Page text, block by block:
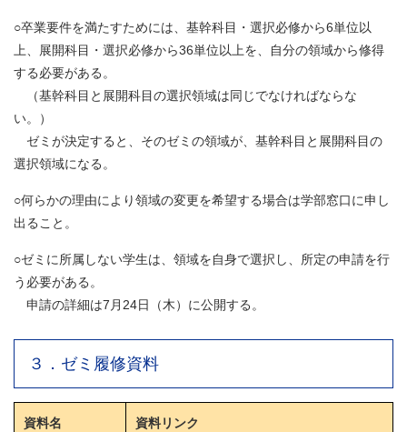
○卒業要件を満たすためには、基幹科目・選択必修から6単位以
上、展開科目・選択必修から36単位以上を、自分の領域から修得
する必要がある。
（基幹科目と展開科目の選択領域は同じでなければならな
い。）
ゼミが決定すると、そのゼミの領域が、基幹科目と展開科目の
選択領域になる。
○何らかの理由により領域の変更を希望する場合は学部窓口に申し
出ること。
○ゼミに所属しない学生は、領域を自身で選択し、所定の申請を行
う必要がある。
申請の詳細は7月24日（木）に公開する。
３．ゼミ履修資料
資料名 資料リンク